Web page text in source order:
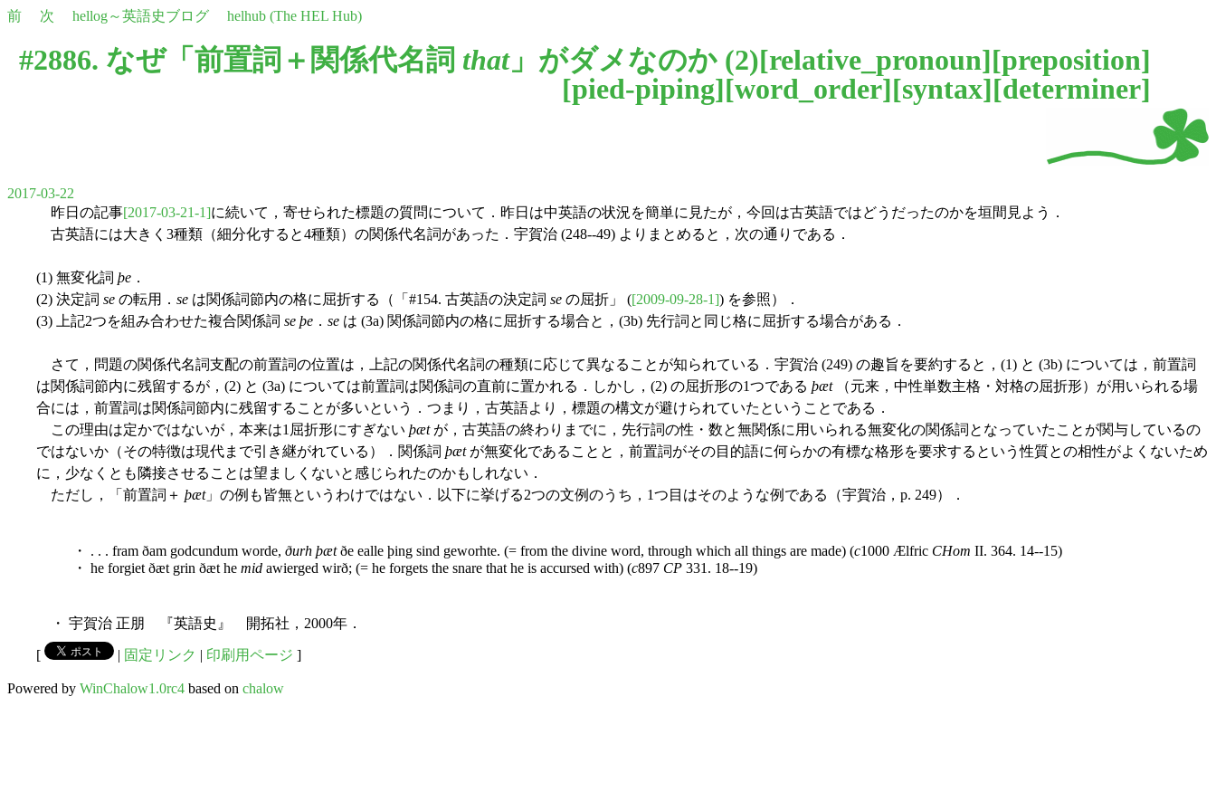
前 次 hellog～英語史ブログ helhub (The HEL Hub)
#2886. なぜ「前置詞＋関係代名詞 that」がダメなのか (2)[relative_pronoun][preposition]
[pied-piping][word_order][syntax][determiner]
2017-03-22
昨日の記事[2017-03-21-1]に続いて，寄せられた標題の質問について．昨日は中英語の状況を簡単に見たが，今回は古英語ではどうだったのかを垣間見よう．
古英語には大きく3種類（細分化すると4種類）の関係代名詞があった．宇賀治 (248--49) よりまとめると，次の通りである．
(1) 無変化詞 þe ．
(2) 決定詞 se の転用． se は関係詞節内の格に屈折する（「#154. 古英語の決定詞 se の屈折」 ([2009-09-28-1]) を参照）．
(3) 上記2つを組み合わせた複合関係詞 se þe ． se は (3a) 関係詞節内の格に屈折する場合と，(3b) 先行詞と同じ格に屈折する場合がある．
さて，問題の関係代名詞支配の前置詞の位置は，上記の関係代名詞の種類に応じて異なることが知られている．宇賀治 (249) の趣旨を要約すると，(1) と (3b) については，前置詞
は関係詞節内に残留するが，(2) と (3a) については前置詞は関係詞の直前に置かれる．しかし，(2) の屈折形の1つである þæt（元来，中性単数主格・対格の屈折形）が用いられる場
合には，前置詞は関係詞節内に残留することが多いという．つまり，古英語より，標題の構文が避けられていたということである．
この理由は定かではないが，本来は1屈折形にすぎない þætが，古英語の終わりまでに，先行詞の性・数と無関係に用いられる無変化の関係詞となっていたことが関与しているの
ではないか（その特徴は現代まで引き継がれている）．関係詞 þætが無変化であることと，前置詞がその目的語に何らかの有標な格形を要求するという性質との相性がよくないため
に，少なくとも隣接させることは望ましくないと感じられたのかもしれない．
ただし，「前置詞＋ þæt」の例も皆無というわけではない．以下に挙げる2つの文例のうち，1つ目はそのような例である（宇賀治，p. 249）．
・ . . . fram ðam godcundum worde, ðurh þætðe ealle þing sind geworhte. (= from the divine word, through which all things are made) (c1000 Ælfric CHom II. 364. 14--15)
・ he forgiet ðæt grin ðæt he mid awierged wirð; (= he forgets the snare that he is accursed with) (c897 CP 331. 18--19)
・ 宇賀治 正朋 『英語史』 開拓社，2000年．
[ | 固定リンク | 印刷用ページ ]
Powered by WinChalow1.0rc4 based on chalow